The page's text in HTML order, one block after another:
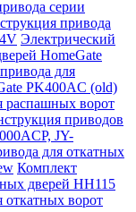
серии
привода
Электрический
HomeGate
для
PK400AC (old)
распашных ворот
приводов
JY-
для откатных
Комплект
дверей HH115
откатных ворот